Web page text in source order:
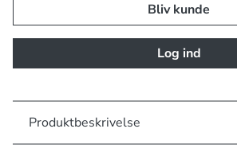
Bliv kunde
Log ind
Produktbeskrivelse